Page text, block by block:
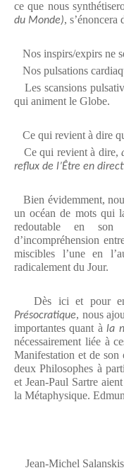
ce que nous
du Monde), s’énoncera
Nos inspirs/expirs ne
Nos pulsations
Les scansions
qui animent le Globe.
Ce qui revient à dire
Ce qui revient à dire,
reflux de l’Être en
Bien évidemment,
un océan de mots qui
redoutable en son
d’incompréhension
miscibles l’une en
radicalement du Jour.
Dès ici et pour en
Présocratique, nous
importantes quant à la
nécessairement liée à
Manifestation et de son
deux Philosophes à
et Jean-Paul Sartre
la Métaphysique.
Jean-Michel